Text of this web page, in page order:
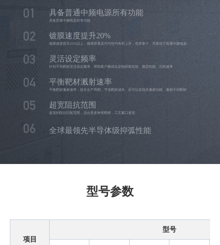
01 具备普通中频电源所有功能
具备普通中频电源所有功能
02 镀膜速度提升20%
镀膜速度提升20%以上，镀膜质量及均匀性均有所上升，色差更小，亮度优于普通中频电源
03 灵活设定频率
针对不同靶材灵活设定频率，帮助客户最优化定制抑弧性能、膜层性能、沉积速率
04 平衡靶材溅射速率
平衡靶材溅射速率，延长生产周期，节省靶材成本。还可以实现共溅射功能，溅射不同靶材
05 超宽阻抗范围
超宽的阻抗匹配范围，适合更多种类靶材，工艺窗口更宽
06 全球最领先半导体级抑弧性能
型号参数
项目
型号